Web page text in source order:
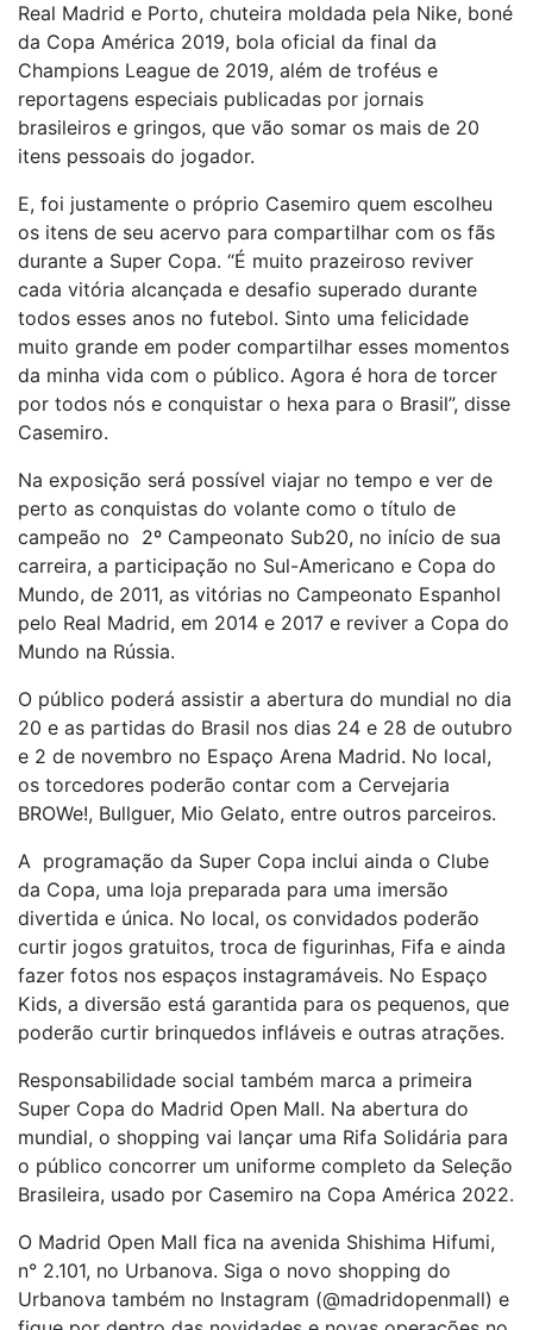
Real Madrid e Porto, chuteira moldada pela Nike, boné
da Copa América 2019, bola oficial da final da
Champions League de 2019, além de troféus e
reportagens especiais publicadas por jornais
brasileiros e gringos, que vão somar os mais de 20
itens pessoais do jogador.
E, foi justamente o próprio Casemiro quem escolheu
os itens de seu acervo para compartilhar com os fãs
durante a Super Copa. “É muito prazeiroso reviver
cada vitória alcançada e desafio superado durante
todos esses anos no futebol. Sinto uma felicidade
muito grande em poder compartilhar esses momentos
da minha vida com o público. Agora é hora de torcer
por todos nós e conquistar o hexa para o Brasil”, disse
Casemiro.
Na exposição será possível viajar no tempo e ver de
perto as conquistas do volante como o título de
campeão no 2º Campeonato Sub20, no início de sua
carreira, a participação no Sul-Americano e Copa do
Mundo, de 2011, as vitórias no Campeonato Espanhol
pelo Real Madrid, em 2014 e 2017 e reviver a Copa do
Mundo na Rússia.
O público poderá assistir a abertura do mundial no dia
20 e as partidas do Brasil nos dias 24 e 28 de outubro
e 2 de novembro no Espaço Arena Madrid. No local,
os torcedores poderão contar com a Cervejaria
BROWe!, Bullguer, Mio Gelato, entre outros parceiros.
A programação da Super Copa inclui ainda o Clube
da Copa, uma loja preparada para uma imersão
divertida e única. No local, os convidados poderão
curtir jogos gratuitos, troca de figurinhas, Fifa e ainda
fazer fotos nos espaços instagramáveis. No Espaço
Kids, a diversão está garantida para os pequenos, que
poderão curtir brinquedos infláveis e outras atrações.
Responsabilidade social também marca a primeira
Super Copa do Madrid Open Mall. Na abertura do
mundial, o shopping vai lançar uma Rifa Solidária para
o público concorrer um uniforme completo da Seleção
Brasileira, usado por Casemiro na Copa América 2022.
O Madrid Open Mall fica na avenida Shishima Hifumi,
n° 2.101, no Urbanova. Siga o novo shopping do
Urbanova também no Instagram (@madridopenmall) e